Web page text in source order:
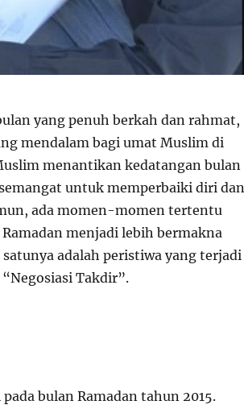
yang penuh berkah dan rahmat,
mendalam bagi umat Muslim di
menantikan kedatangan bulan
untuk memperbaiki diri dan
ada momen-momen tertentu
menjadi lebih bermakna
adalah peristiwa yang terjadi
Takdir”.
bulan Ramadan tahun 2015.